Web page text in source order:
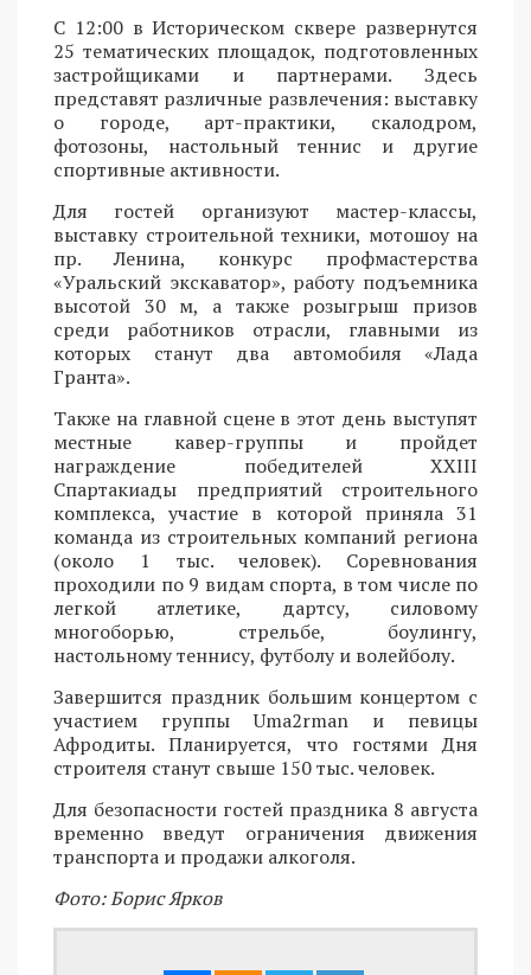
С 12:00 в Историческом сквере развернутся
25 тематических площадок, подготовленных
застройщиками и партнерами. Здесь
представят различные развлечения: выставку
о городе, арт-практики, скалодром,
фотозоны, настольный теннис и другие
спортивные активности.
Для гостей организуют мастер-классы,
выставку строительной техники, мотошоу на
пр. Ленина, конкурс профмастерства
«Уральский экскаватор», работу подъемника
высотой 30 м, а также розыгрыш призов
среди работников отрасли, главными из
которых станут два автомобиля «Лада
Гранта».
Также на главной сцене в этот день выступят
местные кавер-группы и пройдет
награждение победителей XXIII
Спартакиады предприятий строительного
комплекса, участие в которой приняла 31
команда из строительных компаний региона
(около 1 тыс. человек). Соревнования
проходили по 9 видам спорта, в том числе по
легкой атлетике, дартсу, силовому
многоборью, стрельбе, боулингу,
настольному теннису, футболу и волейболу.
Завершится праздник большим концертом с
участием группы Uma2rman и певицы
Афродиты. Планируется, что гостями Дня
строителя станут свыше 150 тыс. человек.
Для безопасности гостей праздника 8 августа
временно введут ограничения движения
транспорта и продажи алкоголя.
Фото: Борис Ярков